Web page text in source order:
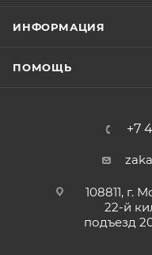
ИНФОРМАЦИЯ
ПОМОЩЬ
+7
108811, г.
22-й
подъезд